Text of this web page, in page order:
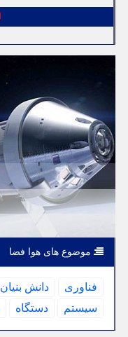
موضوع های هوا فضا
فناوری دانش بنیان
سیستم
دستگاه